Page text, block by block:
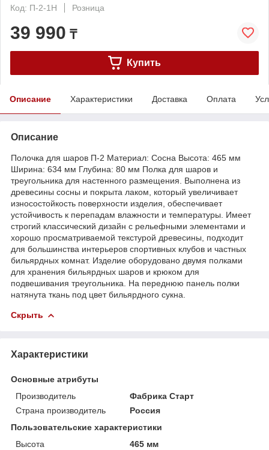
Код: П-2-1Н
Розница
39 990 ₸
Купить
Описание Характеристики Доставка Оплата
Описание
Полочка для шаров П-2 Материал: Сосна Высота: 465 мм
Ширина: 634 мм Глубина: 80 мм Полка для шаров и
треугольника для настенного размещения. Выполнена из
древесины сосны и покрыта лаком, который увеличивает
износостойкость поверхности изделия, обеспечивает
устойчивость к перепадам влажности и температуры. Имеет
строгий классический дизайн с рельефными элементами и
хорошо просматриваемой текстурой древесины, подходит
для большинства интерьеров спортивных клубов и частных
бильярдных комнат. Изделие оборудовано двумя полками
для хранения бильярдных шаров и крюком для
подвешивания треугольника. На переднюю панель полки
натянута ткань под цвет бильярдного сукна.
Скрыть
Характеристики
Основные атрибуты
Производитель
Фабрика Старт
Страна производитель
Россия
Пользовательские характеристики
Высота
465 мм